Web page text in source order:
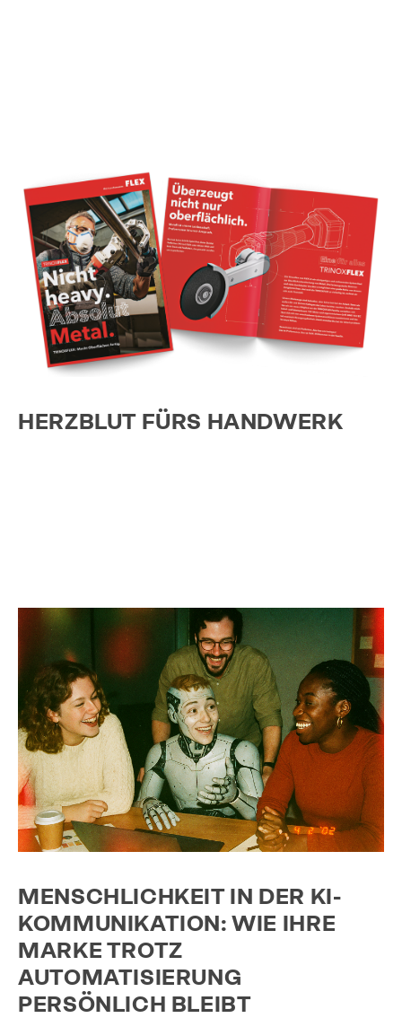
HERZBLUT FÜRS HANDWERK
MENSCHLICHKEIT IN DER KI-
KOMMUNIKATION: WIE IHRE
MARKE TROTZ
AUTOMATISIERUNG
PERSÖNLICH BLEIBT